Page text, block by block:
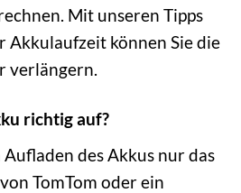
Mit unseren Tipps
Akkulaufzeit können Sie die
verlängern.
richtig auf?
des Akkus nur das
TomTom oder ein